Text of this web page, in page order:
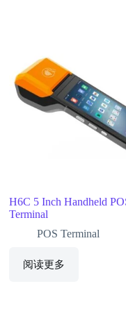
H6C 5 Inch Handheld
Terminal
POS Terminal
阅读更多